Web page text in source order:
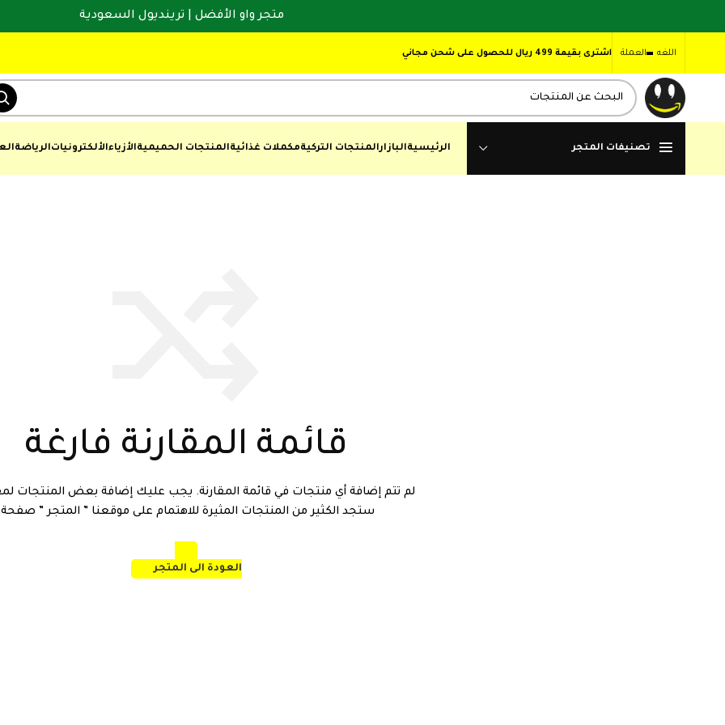
اللغه العملة اشترى بقيمة 499 ريال للحصول على شحن مجاني
تصنيفات المتجر الرئيسيةالبازارالمنتجات التركيةمكملات غذائيةالمنتجات الحميميةالأزياءالألكترونياتالرياضة
قائمة المقارنة فارغة
لم تتم إضافة أي منتجات في قائمة المقارنة. يجب عليك إضافة بعض المنتجات
ستجد الكثير من المنتجات المثيرة للاهتمام على موقعنا ” المتجر ”
العودة الى المتجر
متجر واو الأفضل | ترينديول السعودية